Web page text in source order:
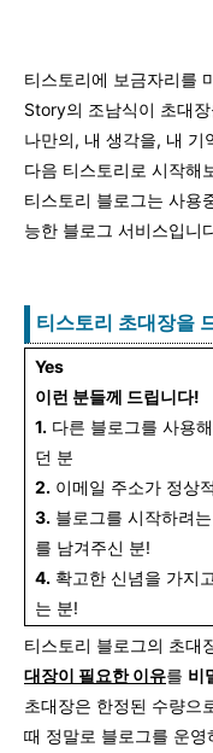
티스토리에 보금자리를
Story의 조남식이 초대
나만의, 내 생각을, 내 기
다음 티스토리로 시작해
티스토리 블로그는 사용
능한 블로그 서비스입니
티스토리 초대장을
Yes
이런 분들께 드립니다!
1. 다른 블로그를 사용
던 분
2. 이메일 주소가 정상
3. 블로그를 시작하려
를 남겨주신 분!
4. 확고한 신념을 가지
는 분!
티스토리 블로그의 초대
대장이 필요한 이유를 비
초대장은 한정된 수량으
때 정말로 블로그를 운